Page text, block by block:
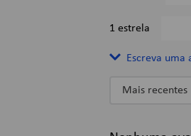
1 estrela
Escreva uma
Mais recentes